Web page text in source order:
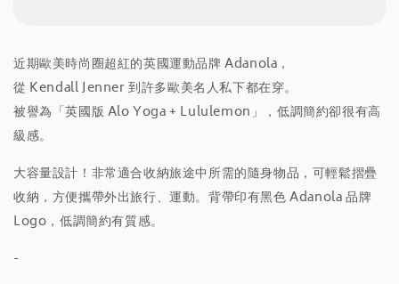
近期歐美時尚圈超紅的英國運動品牌 Adanola，
從 Kendall Jenner 到許多歐美名人私下都在穿。
被譽為「英國版 Alo Yoga + Lululemon」，低調簡約卻很有高
級感。
大容量設計！非常適合收納旅途中所需的隨身物品，可輕鬆摺疊
收納，方便攜帶外出旅行、運動。背帶印有黑色 Adanola 品牌
Logo，低調簡約有質感。
-